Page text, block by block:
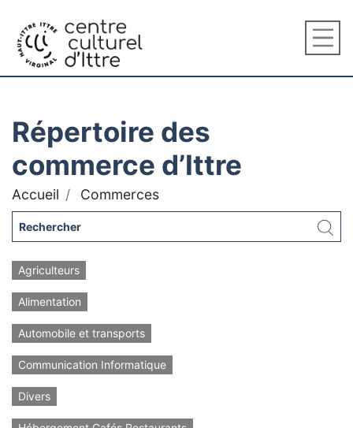
Répertoire des
commerce d’Ittre
Accueil Commerces
Agriculteurs
Alimentation
Automobile et transports
Communication Informatique
Divers